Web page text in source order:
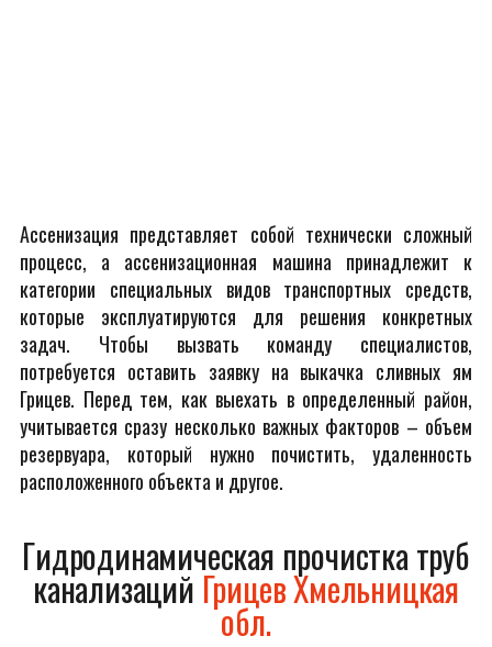
Ассенизация представляет собой технически сложный
процесс, а ассенизационная машина принадлежит к
категории специальных видов транспортных средств,
которые эксплуатируются для решения конкретных
задач. Чтобы вызвать команду специалистов,
потребуется оставить заявку на выкачка сливных ям
Грицев. Перед тем, как выехать в определенный район,
учитывается сразу несколько важных факторов – объем
резервуара, который нужно почистить, удаленность
расположенного объекта и другое.
Гидродинамическая прочистка труб
канализаций Грицев Хмельницкая
обл.